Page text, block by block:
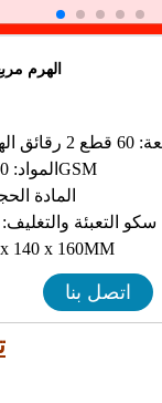
الهرم
مربع
المواد: 100٪ اللبلاب، 13.5GSM
المادة الحجم: 168 ×
سكو التعبئة
سكو الحجم: 140 x 140 x 160MM
اتصل بنا